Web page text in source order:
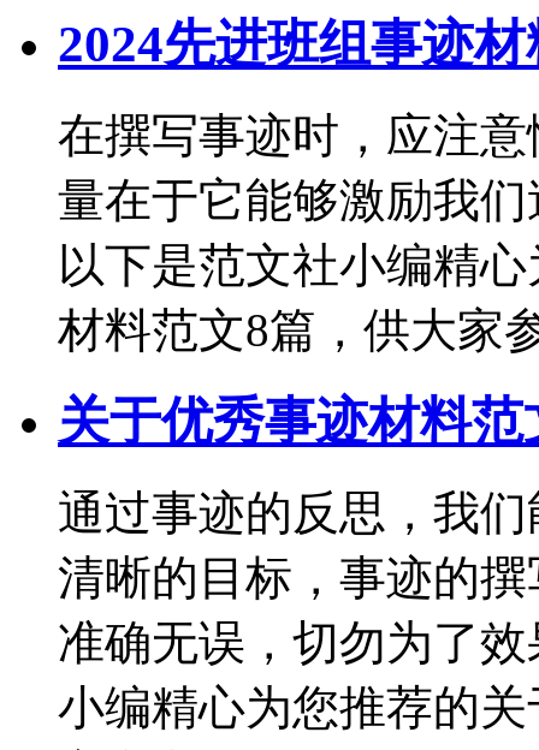
2024先进班组事迹
在撰写事迹时，应注
量在于它能够激励我
以下是范文社小编精
材料范文8篇，供大家
关于优秀事迹材料范
通过事迹的反思，我
清晰的目标，事迹的
准确无误，切勿为了
小编精心为您推荐的